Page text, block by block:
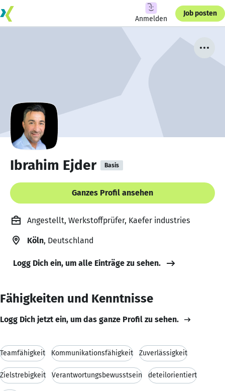
Anmelden
Job posten
Ibrahim Ejder Basis
Ganzes Profil ansehen
Angestellt, Werkstoffprüfer, Kaefer industries
Köln, Deutschland
Logg Dich ein, um alle Einträge zu sehen.
Fähigkeiten und Kenntnisse
Logg Dich jetzt ein, um das ganze Profil zu sehen.
Teamfähigkeit Kommunikationsfähigkeit Zuverlässigkeit
Zielstrebigkeit Verantwortungsbewusstsein deteilorientiert